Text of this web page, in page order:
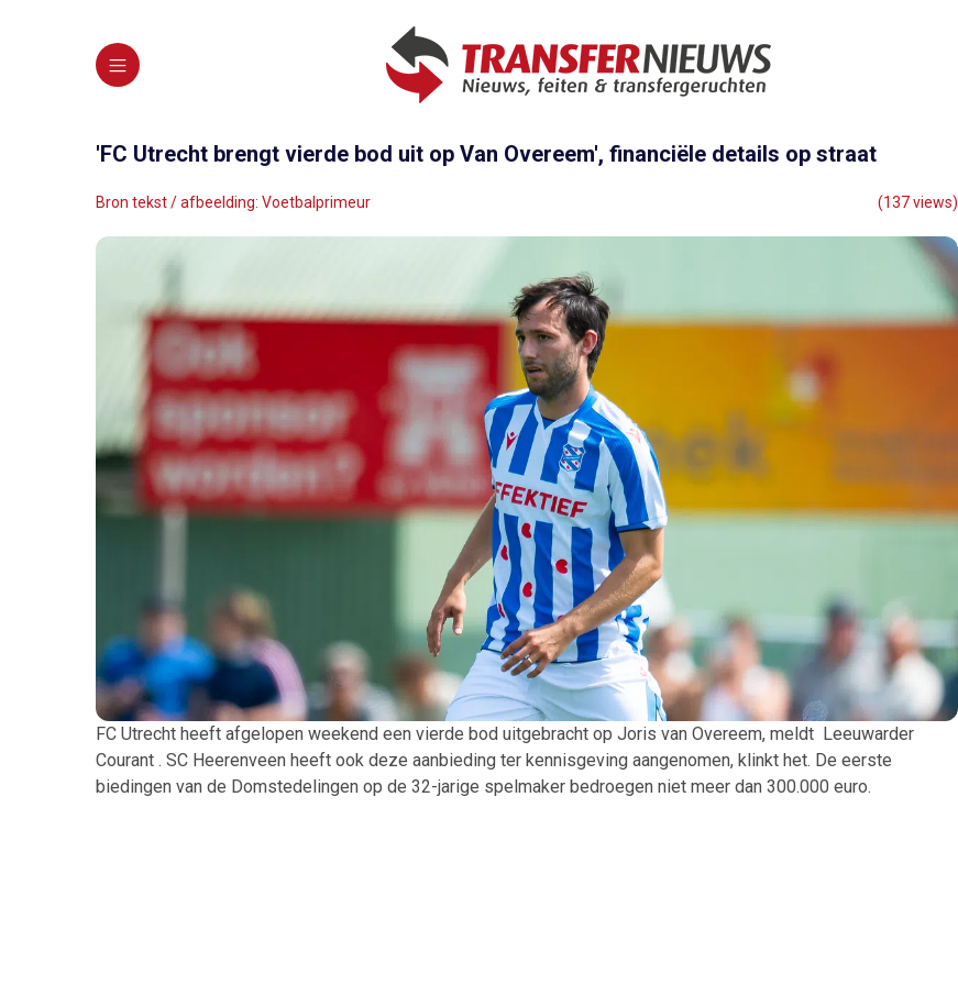
'FC Utrecht brengt vierde bod uit op Van Overeem', financiële details op straat
Bron tekst / afbeelding: Voetbalprimeur (137 views)
FC Utrecht heeft afgelopen weekend een vierde bod uitgebracht op Joris van Overeem, meldt Leeuwarder
Courant . SC Heerenveen heeft ook deze aanbieding ter kennisgeving aangenomen, klinkt het. De eerste
biedingen van de Domstedelingen op de 32-jarige spelmaker bedroegen niet meer dan 300.000 euro.